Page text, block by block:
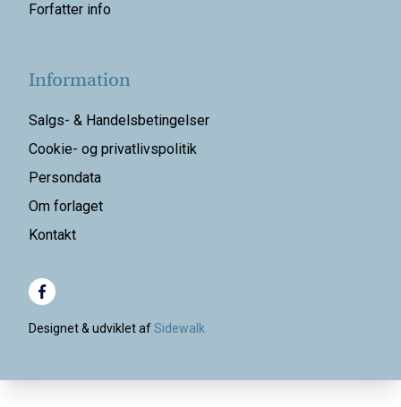
Forfatter info
Information
Salgs- & Handelsbetingelser
Cookie- og privatlivspolitik
Persondata
Om forlaget
Kontakt
Designet & udviklet afSidewalk